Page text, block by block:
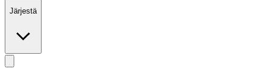
Järjestä